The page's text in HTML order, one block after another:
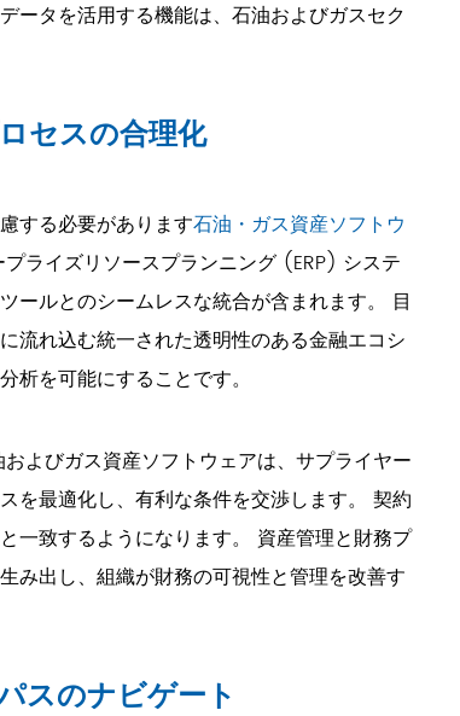
ータを活用する機能は、石油およびガスセク
セスの合理化
する必要があります石油・ガス資産ソフトウ
ライズリソースプランニング (ERP) システ
ールとのシームレスな統合が含まれます。 目
流れ込む統一された透明性のある金融エコシ
を可能にすることです。
よびガス資産ソフトウェアは、サプライヤー
を最適化し、有利な条件を交渉します。 契約
一致するようになります。 資産管理と財務プ
み出し、組織が財務の可視性と管理を改善す
スのナビゲート